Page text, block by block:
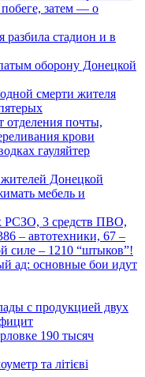
затем — о
разбила стадион и в
оборону Донецкой
смерти жителя
отделения почты,
крови
гауляйтер
жителей Донецкой
мебель и
РСЗО, 3 средств ПВО,
– автотехники, 67 –
силе – 1210 “штыков”!
ад: основные бои идут
с продукцией двух
190 тысяч
та літієві